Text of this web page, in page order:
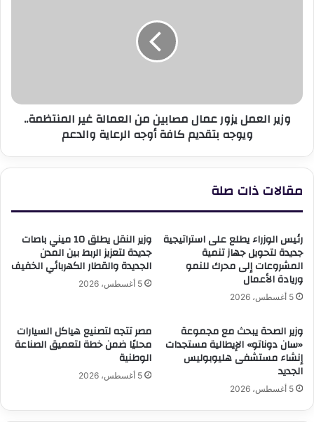
المنتظمة..
ويوجه
والدعم
وزير العمل يزور عمال مصابين من العمالة غير المنتظمة..
ويوجه بتقديم كافة أوجه الرعاية والدعم
مقالات ذات صلة
رئيس الوزراء يطلع على استراتيجية
جديدة لتحويل جهاز تنمية
المشروعات إلى محرك للنمو
وريادة الأعمال
5 أغسطس، 2026
وزير النقل يطلق 10 ميني باصات
جديدة لتعزيز الربط بين المدن
الجديدة والقطار الكهربائي الخفيف
5 أغسطس، 2026
وزير الصحة يبحث مع مجموعة
«سان دوناتو» الإيطالية مستجدات
إنشاء مستشفى هليوبوليس
الجديد
5 أغسطس، 2026
مصر تتجه لتصنيع هياكل السيارات
محليًا ضمن خطة لتعميق الصناعة
الوطنية
5 أغسطس، 2026